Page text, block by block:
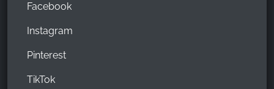
Facebook
Instagram
Pinterest
TikTok